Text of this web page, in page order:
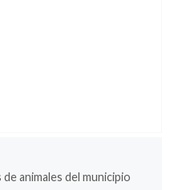
animales del municipio